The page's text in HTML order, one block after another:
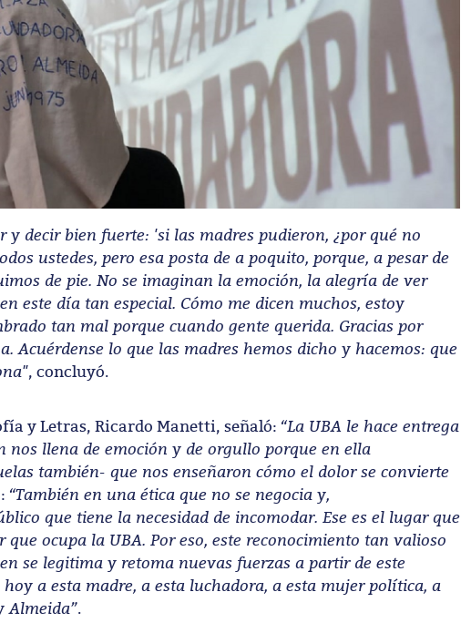
decir bien fuerte: 'si las madres pudieron, ¿por qué no
ustedes, pero esa posta de a poquito, porque, a pesar de
de pie. No se imaginan la emoción, la alegría de ver
este día tan especial. Cómo me dicen muchos, estoy
tan mal porque cuando gente querida. Gracias por
lo que las madres hemos dicho y hacemos: que
, concluyó.
y Letras, Ricardo Manetti, señaló: “La UBA le hace entrega
llena de emoción y de orgullo porque en ella
también- que nos enseñaron cómo el dolor se convierte
“También en una ética que no se negocia y,
que tiene la necesidad de incomodar. Ese es el lugar que
ocupa la UBA. Por eso, este reconocimiento tan valioso
se legitima y retoma nuevas fuerzas a partir de este
a esta madre, a esta luchadora, a esta mujer política, a
Almeida”.